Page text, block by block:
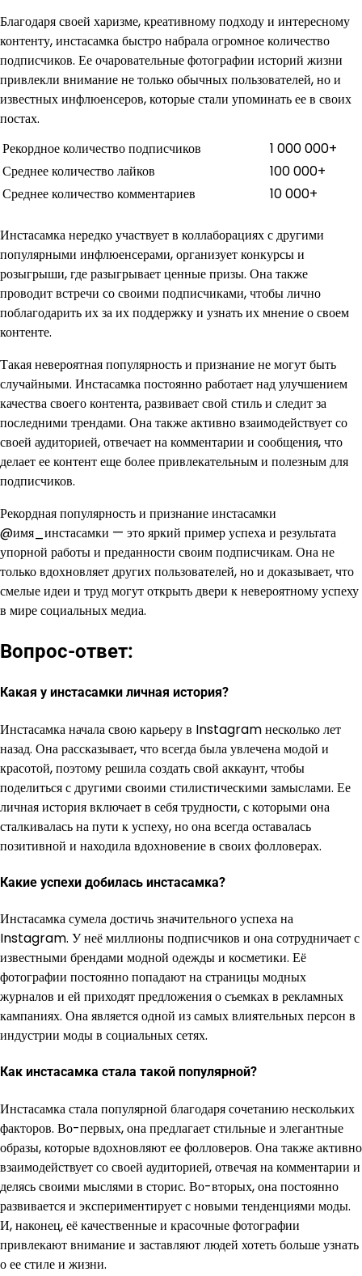
Благодаря своей харизме, креативному подходу и интересному
контенту, инстасамка быстро набрала огромное количество
подписчиков. Ее очаровательные фотографии историй жизни
привлекли внимание не только обычных пользователей, но и
известных инфлюенсеров, которые стали упоминать ее в своих
постах.
Рекордное количество подписчиков
1 000 000+
Среднее количество лайков
100 000+
Среднее количество комментариев
10 000+
Инстасамка нередко участвует в коллаборациях с другими
популярными инфлюенсерами, организует конкурсы и
розыгрыши, где разыгрывает ценные призы. Она также
проводит встречи со своими подписчиками, чтобы лично
поблагодарить их за их поддержку и узнать их мнение о своем
контенте.
Такая невероятная популярность и признание не могут быть
случайными. Инстасамка постоянно работает над улучшением
качества своего контента, развивает свой стиль и следит за
последними трендами. Она также активно взаимодействует со
своей аудиторией, отвечает на комментарии и сообщения, что
делает ее контент еще более привлекательным и полезным для
подписчиков.
Рекордная популярность и признание инстасамки
@имя_инстасамки — это яркий пример успеха и результата
упорной работы и преданности своим подписчикам. Она не
только вдохновляет других пользователей, но и доказывает, что
смелые идеи и труд могут открыть двери к невероятному успеху
в мире социальных медиа.
Вопрос-ответ:
Какая у инстасамки личная история?
Инстасамка начала свою карьеру в Instagram несколько лет
назад. Она рассказывает, что всегда была увлечена модой и
красотой, поэтому решила создать свой аккаунт, чтобы
поделиться с другими своими стилистическими замыслами. Ее
личная история включает в себя трудности, с которыми она
сталкивалась на пути к успеху, но она всегда оставалась
позитивной и находила вдохновение в своих фолловерах.
Какие успехи добилась инстасамка?
Инстасамка сумела достичь значительного успеха на
Instagram. У неё миллионы подписчиков и она сотрудничает с
известными брендами модной одежды и косметики. Её
фотографии постоянно попадают на страницы модных
журналов и ей приходят предложения о съемках в рекламных
кампаниях. Она является одной из самых влиятельных персон в
индустрии моды в социальных сетях.
Как инстасамка стала такой популярной?
Инстасамка стала популярной благодаря сочетанию нескольких
факторов. Во-первых, она предлагает стильные и элегантные
образы, которые вдохновляют ее фолловеров. Она также активно
взаимодействует со своей аудиторией, отвечая на комментарии и
делясь своими мыслями в сторис. Во-вторых, она постоянно
развивается и экспериментирует с новыми тенденциями моды.
И, наконец, её качественные и красочные фотографии
привлекают внимание и заставляют людей хотеть больше узнать
о ее стиле и жизни.